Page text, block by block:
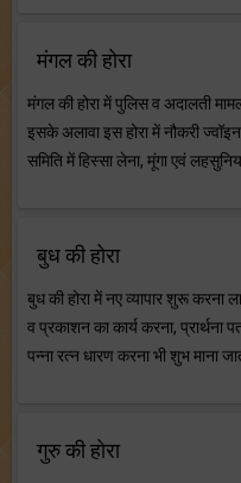
मंगल की होरा
मंगल की होरा में पुलिस व अदालती
इसके अलावा इस होरा में नौकरी
समिति में हिस्सा लेना, मूंगा एवं
बुध की होरा
बुध की होरा में नए व्यापार शुरू करना
व प्रकाशन का कार्य करना, प्रार्थना
पन्ना रत्न धारण करना भी शुभ माना
गुरु की होरा